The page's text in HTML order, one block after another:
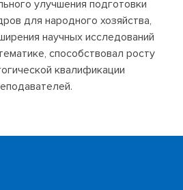
улучшения подготовки
для народного хозяйства,
научных исследований
способствовал росту
квалификации